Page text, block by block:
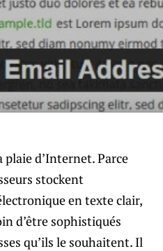
plaie d’Internet. Parce
stockent
en texte clair,
d’être sophistiqués
qu’ils le souhaitent. Il